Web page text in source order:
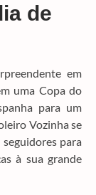
de
em
uma Copa do
para um
Vozinha se
para
à sua grande